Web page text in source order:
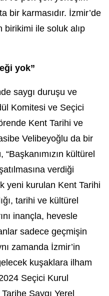
bir karmasıdır. İzmir’de
birikimi ile soluk alıp
yok”
saygı duruşu ve
Komitesi ve Seçici
Kent Tarihi ve
Velibeyoğlu da bir
kültürel
verdiği
yeni kurulan Kent Tarihi
tarihi ve kültürel
inançla, hevesle
sadece geçmişin
zamanda İzmir’in
kuşaklara ilham
Seçici Kurul
Saygı Yerel